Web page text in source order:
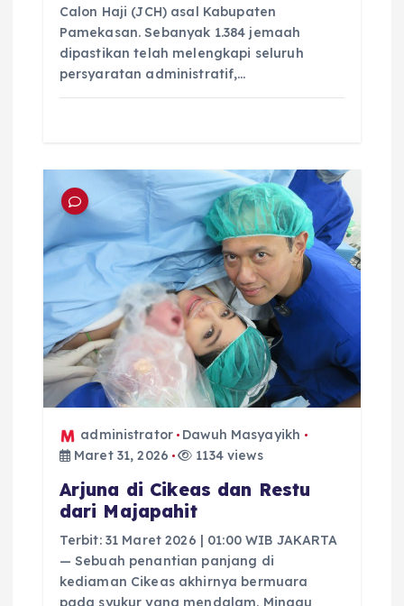
Calon Haji (JCH) asal Kabupaten
Pamekasan. Sebanyak 1.384 jemaah
dipastikan telah melengkapi seluruh
persyaratan administratif,…
administrator
Dawuh Masyayikh
Maret 31, 2026
1134 views
Arjuna di Cikeas dan Restu
dari Majapahit
Terbit: 31 Maret 2026 | 01:00 WIB JAKARTA
— Sebuah penantian panjang di
kediaman Cikeas akhirnya bermuara
pada syukur yang mendalam. Minggu